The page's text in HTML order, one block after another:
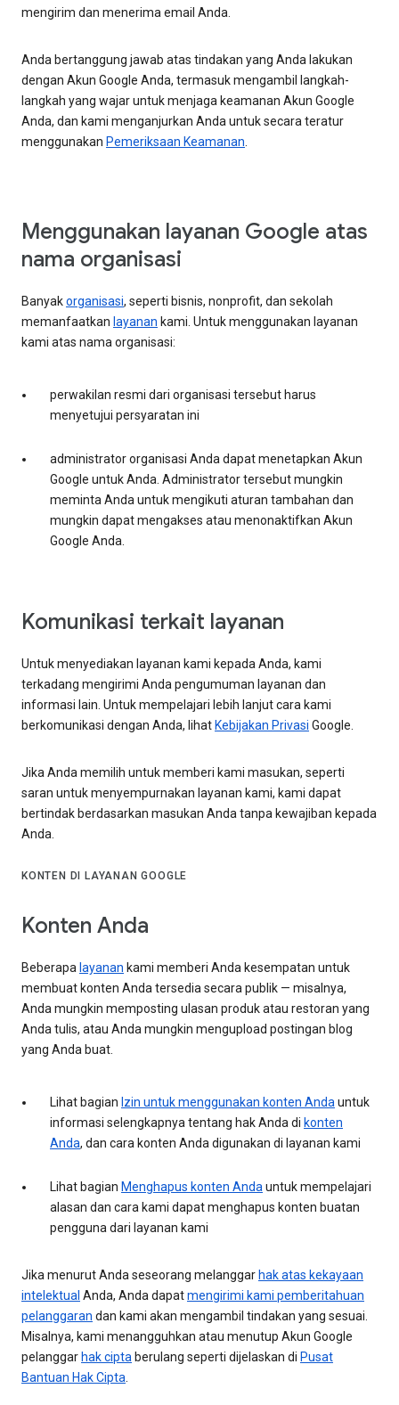
mengirim dan menerima email Anda.
Anda bertanggung jawab atas tindakan yang Anda lakukan
dengan Akun Google Anda, termasuk mengambil langkah-
langkah yang wajar untuk menjaga keamanan Akun Google
Anda, dan kami menganjurkan Anda untuk secara teratur
menggunakan Pemeriksaan Keamanan
Menggunakan layanan Google atas
nama organisasi
Banyakorganisasi, seperti bisnis, nonprofit, dan sekolah
memanfaatkan layanan kami. Untuk menggunakan layanan
kami atas nama organisasi:
perwakilan resmi dari organisasi tersebut harus
menyetujui persyaratan ini
administrator organisasi Anda dapat menetapkan Akun
Google untuk Anda. Administrator tersebut mungkin
meminta Anda untuk mengikuti aturan tambahan dan
mungkin dapat mengakses atau menonaktifkan Akun
Google Anda.
Komunikasi terkait layanan
Untuk menyediakan layanan kami kepada Anda, kami
terkadang mengirimi Anda pengumuman layanan dan
informasi lain. Untuk mempelajari lebih lanjut cara kami
berkomunikasi dengan Anda, lihat Kebijakan Privasi Google.
Jika Anda memilih untuk memberi kami masukan, seperti
saran untuk menyempurnakan layanan kami, kami dapat
bertindak berdasarkan masukan Anda tanpa kewajiban kepada
Anda.
KONTEN DI LAYANAN GOOGLE
Konten Anda
Beberapa layanan kami memberi Anda kesempatan untuk
membuat konten Anda tersedia secara publik — misalnya,
Anda mungkin memposting ulasan produk atau restoran yang
Anda tulis, atau Anda mungkin mengupload postingan blog
yang Anda buat.
Lihat bagian Izin untuk menggunakan konten Anda untuk
informasi selengkapnya tentang hak Anda di konten
Anda, dan cara konten Anda digunakan di layanan kami
Lihat bagian Menghapus konten Anda untuk mempelajari
alasan dan cara kami dapat menghapus konten buatan
pengguna dari layanan kami
Jika menurut Anda seseorang melanggar hak atas kekayaan
intelektual Anda, Anda dapatmengirimi kami pemberitahuan
pelanggaran dan kami akan mengambil tindakan yang sesuai.
Misalnya, kami menangguhkan atau menutup Akun Google
pelanggar hak cipta berulang seperti dijelaskan di Pusat
Bantuan Hak Cipta